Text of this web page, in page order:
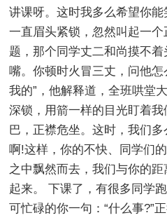
讲课呀。这时我多么希望你
一直眉头紧锁，忽然叫起一
题，那个同学丈二和尚摸不
嘴。你顿时火冒三丈，问他
我的”，他解释道，全班哄堂
深锁，用箭一样的目光盯着
巴，正襟危坐。这时，我们
啊!这样，你的不快、同学们
之中飘然而去，我们与你的
起来。 下课了，有很多同学
可忙碌的你一句：“什么事?”